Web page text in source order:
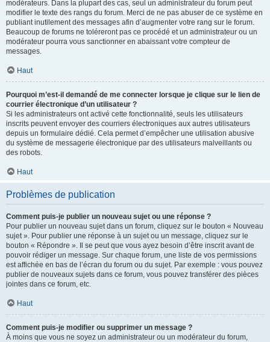
modérateurs. Dans la plupart des cas, seul un administrateur du forum peut
modifier le texte des rangs du forum. Merci de ne pas abuser de ce système en
publiant inutilement des messages afin d’augmenter votre rang sur le forum.
Beaucoup de forums ne toléreront pas ce procédé et un administrateur ou un
modérateur pourra vous sanctionner en abaissant votre compteur de
messages.
Haut
Pourquoi m’est-il demandé de me connecter lorsque je clique sur le lien de
courrier électronique d’un utilisateur ?
Si les administrateurs ont activé cette fonctionnalité, seuls les utilisateurs
inscrits peuvent envoyer des courriers électroniques aux autres utilisateurs
depuis un formulaire dédié. Cela permet d’empêcher une utilisation abusive
du système de messagerie électronique par des utilisateurs malveillants ou
des robots.
Haut
Problèmes de publication
Comment puis-je publier un nouveau sujet ou une réponse ?
Pour publier un nouveau sujet dans un forum, cliquez sur le bouton « Nouveau
sujet ». Pour publier une réponse à un sujet ou un message, cliquez sur le
bouton « Répondre ». Il se peut que vous ayez besoin d’être inscrit avant de
pouvoir rédiger un message. Sur chaque forum, une liste de vos permissions
est affichée en bas de l’écran du forum ou du sujet. Par exemple : vous pouvez
publier de nouveaux sujets dans ce forum, vous pouvez transférer des pièces
jointes dans ce forum, etc.
Haut
Comment puis-je modifier ou supprimer un message ?
À moins que vous ne soyez un administrateur ou un modérateur du forum,